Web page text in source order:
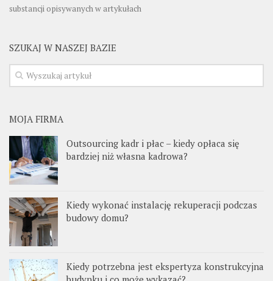
substancji opisywanych w artykułach
SZUKAJ W NASZEJ BAZIE
MOJA FIRMA
Outsourcing kadr i płac – kiedy opłaca się
bardziej niż własna kadrowa?
Kiedy wykonać instalację rekuperacji podczas
budowy domu?
Kiedy potrzebna jest ekspertyza konstrukcyjna